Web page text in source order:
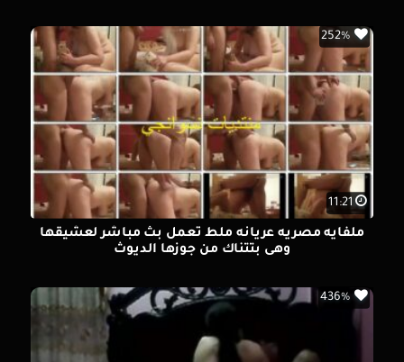
11:21
252%
ملفايه مصريه عريانه ملط تعمل بث مباشر لعشيقها
وهى بتتناك من جوزها الديوث
436%